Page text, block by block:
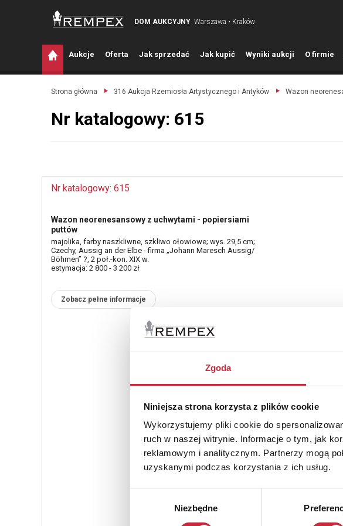
Zgoda
Niniejsza strona korzysta z plików cookie
Wykorzystujemy pliki cookie do
ruch w naszej witrynie. Informacje o tym, jak
reklamowym i analitycznym. Partnerzy mogą
uzyskanymi podczas korzystania z ich usług.
Niezbędne
DOM AUKCYJNY Warszawa • Kraków
Aukcje Oferta Jak sprzedać Jak kupić Wyniki aukcji O firmie
Strona główna 316 Aukcja Rzemiosła Artystycznego i Antyków Wazon
Nr katalogowy: 615
Nr katalogowy: 615
Wazon neorenesansowy z uchwytami - popiersiami
puttów
majolika, farby naszkliwne, szkliwo ołowiowe; wys. 29,5 cm;
Czechy, Aussig an der Elbe - firma „Johann Maresch Aussig/
Böhmen” ?, 2 poł.-kon. XIX w.
estymacja: 2 800 - 3 200 zł
Zobacz pełne informacje